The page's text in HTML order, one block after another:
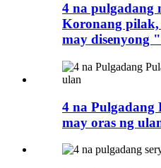
4 na pulgadang
Koronang
may disenyong
4 na Pulgadang
may oras ng